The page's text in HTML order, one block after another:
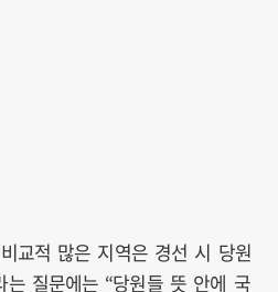
교적 많은 지역은 경선 시 당원
는 질문에는 “당원들 뜻 안에 국